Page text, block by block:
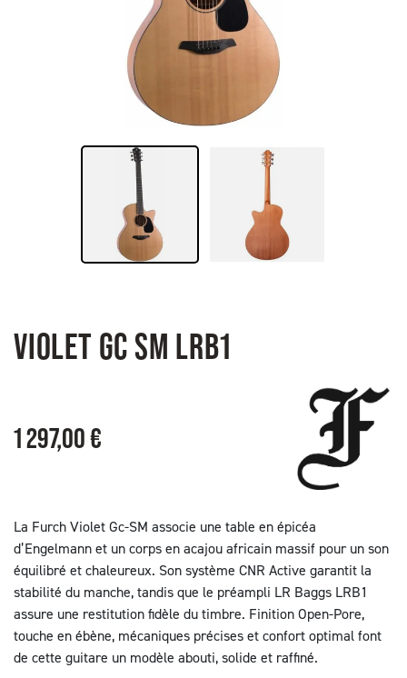
VIOLET GC SM LRB1
1 297,00 €
La Furch Violet Gc-SM associe une table en épicéa
d’Engelmann et un corps en acajou africain massif pour un son
équilibré et chaleureux. Son système CNR Active garantit la
stabilité du manche, tandis que le préampli LR Baggs LRB1
assure une restitution fidèle du timbre. Finition Open-Pore,
touche en ébène, mécaniques précises et confort optimal font
de cette guitare un modèle abouti, solide et raffiné.